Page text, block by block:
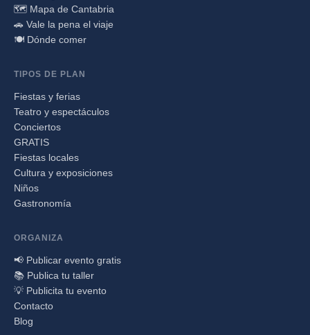
🗺️ Mapa de Cantabria
🚗 Vale la pena el viaje
🍽️ Dónde comer
TIPOS DE PLAN
Fiestas y ferias
Teatro y espectáculos
Conciertos
GRATIS
Fiestas locales
Cultura y exposiciones
Niños
Gastronomía
ORGANIZA
📢 Publicar evento gratis
📚 Publica tu taller
💡 Publicita tu evento
Contacto
Blog